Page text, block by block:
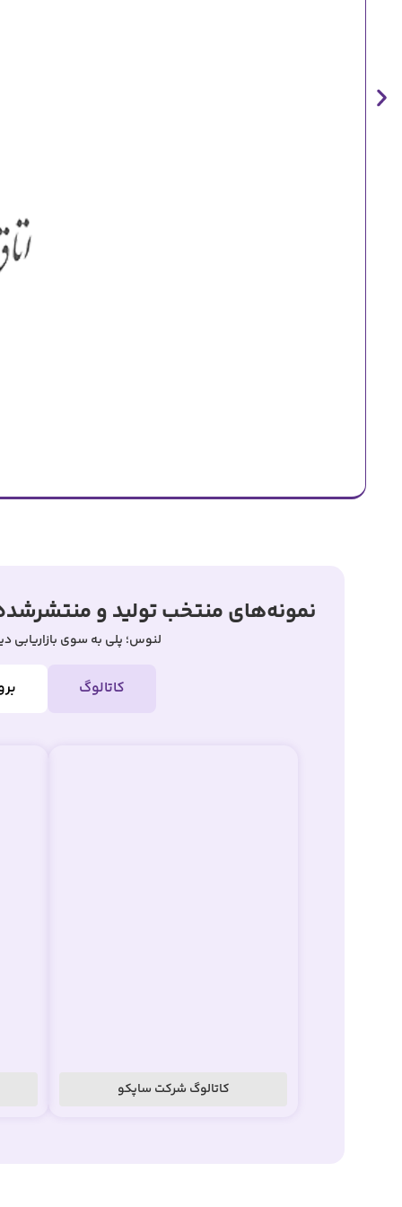
نمونه‌های منتخب تولید و
لنوس؛ پلی به سوی بازاریابی
کاتالوگ
کاتالوگ شرکت ساپکو